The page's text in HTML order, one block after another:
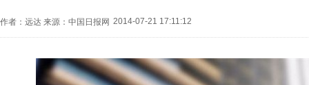
作者：远达 来源：中国日报网 2014-07-21 17:11:12